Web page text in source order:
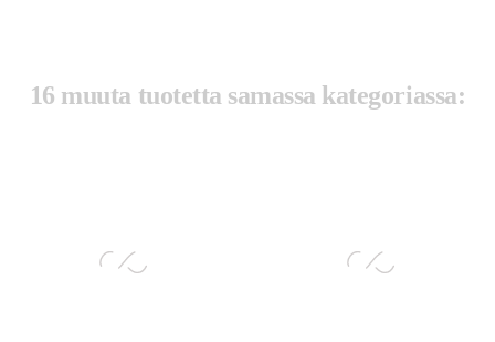
16 muuta tuotetta samassa kategoriassa: